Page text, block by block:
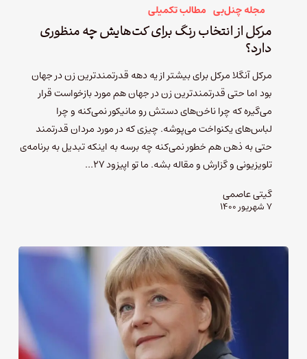
مجله چنل‌بی مطالب تکمیلی
مرکل از انتخاب رنگ برای کت‌هایش چه منظوری
دارد؟
مرکل آنگلا مرکل برای بیشتر از یه دهه قدرتمندترین زن در جهان
بود اما حتی قدرتمندترین زن در جهان هم مورد بازخواست قرار
می‌گیره که چرا ناخن‌های دستش رو مانیکور نمی‌کنه و چرا
لباس‌های یکنواخت می‌پوشه. چیزی که در مورد مردان قدرتمند
حتی به ذهن هم خطور نمی‌کنه چه برسه به اینکه تبدیل به برنامه‌ی
تلویزیونی و گزارش و مقاله بشه. ما تو اپیزود ۲۷…
گیتی عاصمی
۷ شهریور ۱۴۰۰